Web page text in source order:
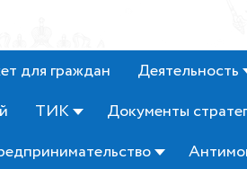
для граждан Деятельность
ТИК
Документы